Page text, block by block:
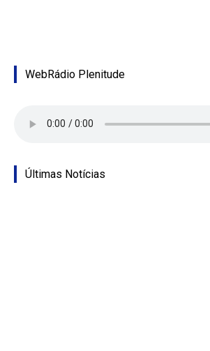
WebRádio Plenitude
Últimas Notícias